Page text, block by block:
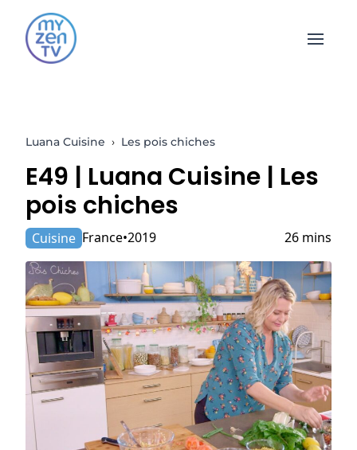
Open
Luana Cuisine › Les pois chiches
E49 | Luana Cuisine | Les
pois chiches
Cuisine France 2019 26 mins